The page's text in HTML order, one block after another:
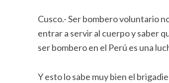
Cusco.- Ser bombero voluntario
entrar a servir al cuerpo y saber
ser bombero en el Perú es una
Y esto lo sabe muy bien el